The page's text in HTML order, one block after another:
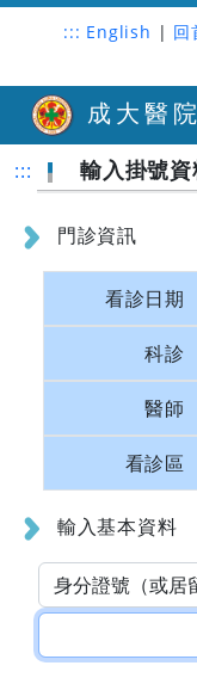
::: English | 回
成大醫院
::: 輸入掛號
門診資訊
看診日期
科診
醫師
看診區
輸入基本資料